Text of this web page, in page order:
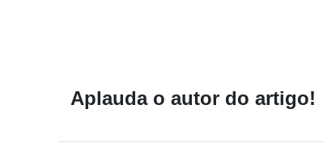
Aplauda o autor do artigo!